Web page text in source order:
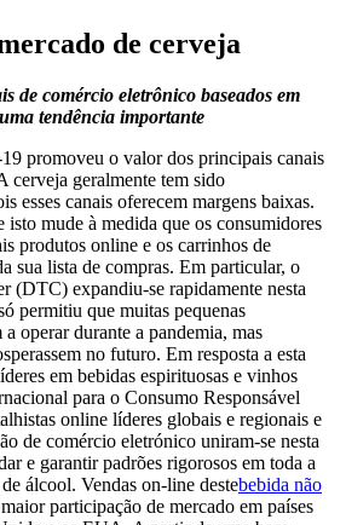
de cerveja
de comércio eletrônico baseados em
tendência importante
promoveu o valor dos principais canais
cerveja geralmente tem sido
esses canais oferecem margens baixas.
isto mude à medida que os consumidores
produtos online e os carrinhos de
sua lista de compras. Em particular, o
(DTC) expandiu-se rapidamente nesta
permitiu que muitas pequenas
operar durante a pandemia, mas
no futuro. Em resposta a esta
em bebidas espirituosas e vinhos
para o Consumo Responsável
online líderes globais e regionais e
de comércio eletrónico uniram-se nesta
e garantir padrões rigorosos em toda a
álcool. Vendas on-line destebebida não
participação de mercado em países